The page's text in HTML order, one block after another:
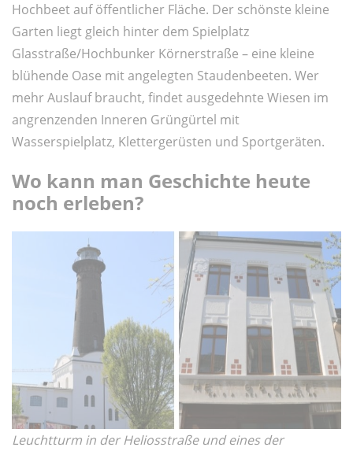
Hochbeet auf öffentlicher Fläche. Der schönste kleine
Garten liegt gleich hinter dem Spielplatz
Glasstraße/Hochbunker Körnerstraße – eine kleine
blühende Oase mit angelegten Staudenbeeten. Wer
mehr Auslauf braucht, findet ausgedehnte Wiesen im
angrenzenden Inneren Grüngürtel mit
Wasserspielplatz, Klettergerüsten und Sportgeräten.
Wo kann man Geschichte heute
noch erleben?
Leuchtturm in der Heliosstraße und eines der